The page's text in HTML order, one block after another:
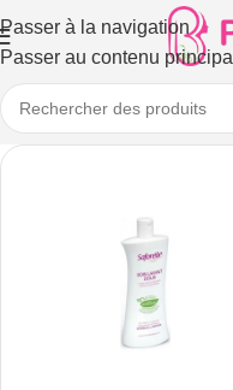
Passer à la navigation
Passer au contenu principal